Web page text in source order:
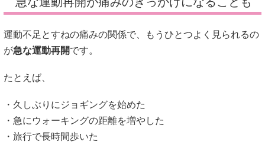
運動不足とすねの痛みの関係で、もうひとつよく見られるの
が急な運動再開です。
たとえば、
・久しぶりにジョギングを始めた
・急にウォーキングの距離を増やした
・旅行で長時間歩いた